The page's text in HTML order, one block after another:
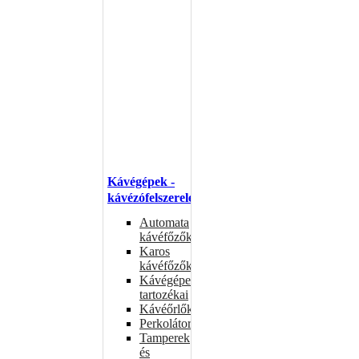
Kávégépek -
kávézófelszerelés
Automata
kávéfőzők
Karos
kávéfőzők
Kávégépek
tartozékai
Kávéőrlők
Perkolátorok
Tamperek
és